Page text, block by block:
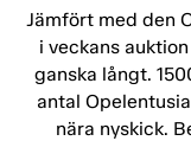
Jämfört med den
i veckans
ganska långt.
antal
nära nyskick.